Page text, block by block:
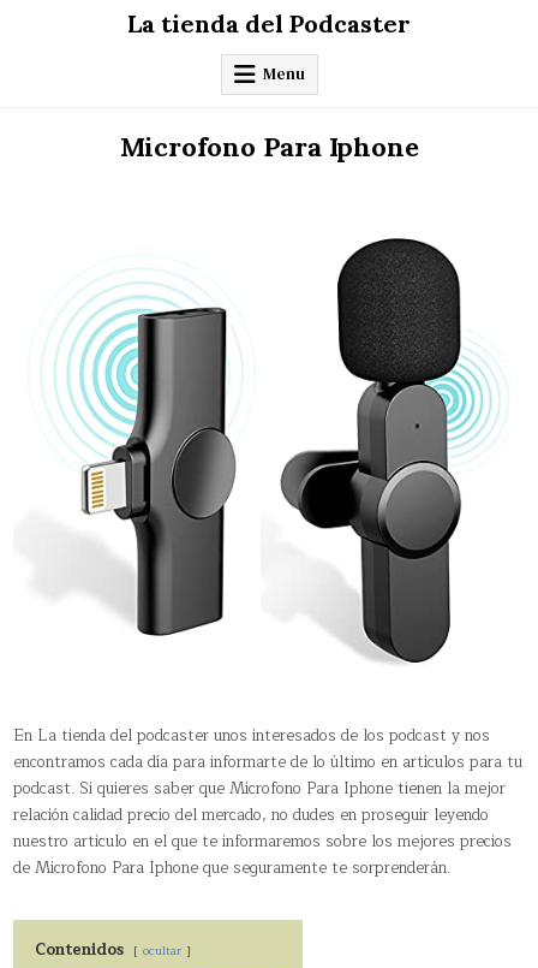
La tienda del Podcaster
Menu
Microfono Para Iphone
En La tienda del podcaster unos interesados de los podcast y nos
encontramos cada día para informarte de lo último en artículos para tu
podcast. Si quieres saber que Microfono Para Iphone tienen la mejor
relación calidad precio del mercado, no dudes en proseguir leyendo
nuestro articulo en el que te informaremos sobre los mejores precios
de Microfono Para Iphone que seguramente te sorprenderán.
Contenidos ocultar